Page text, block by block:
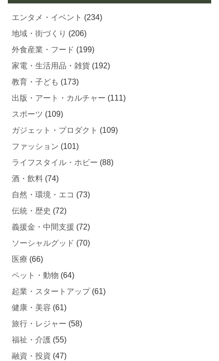
エンタメ・イベント (234)
地域・街づくり (206)
外食産業・フード (199)
家電・生活用品・雑貨 (192)
教育・子ども (173)
出版・アート・カルチャー (111)
スポーツ (109)
ガジェット・プロダクト (109)
ファッション (101)
ライフスタイル・ホビー (88)
酒・飲料 (74)
自然・環境・エコ (73)
伝統・歴史 (72)
義援金・中間支援 (72)
ソーシャルグッド (70)
医療 (66)
ペット・動物 (64)
起業・スタートアップ(61)
健康・美容 (61)
旅行・レジャー (58)
福祉・介護 (55)
融資・投資 (47)